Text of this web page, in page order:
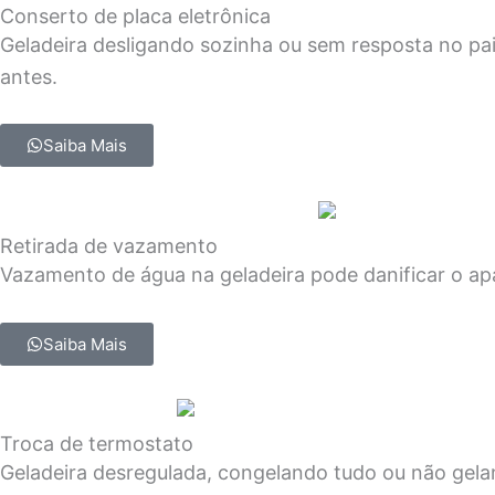
Conserto de placa eletrônica
Geladeira desligando sozinha ou sem resposta no
antes.
Saiba Mais
Retirada de vazamento
Vazamento de água na geladeira pode danificar o
Saiba Mais
Troca de termostato
Geladeira desregulada, congelando tudo ou não